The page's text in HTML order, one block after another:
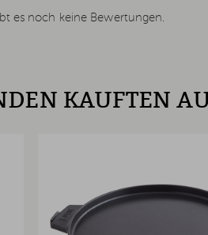
es noch keine Bewertungen.
KAUFTEN